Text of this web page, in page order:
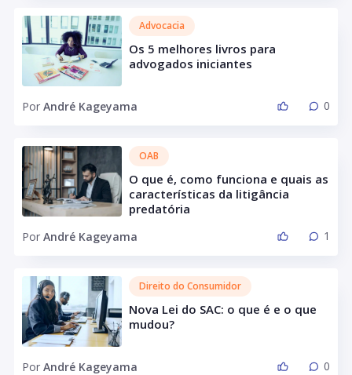
Advocacia
Os 5 melhores livros para
advogados iniciantes
Por André Kageyama 0
OAB
O que é, como funciona e quais as
características da litigância
predatória
Por André Kageyama 1
Direito do Consumidor
Nova Lei do SAC: o que é e o que
mudou?
Por André Kageyama 0